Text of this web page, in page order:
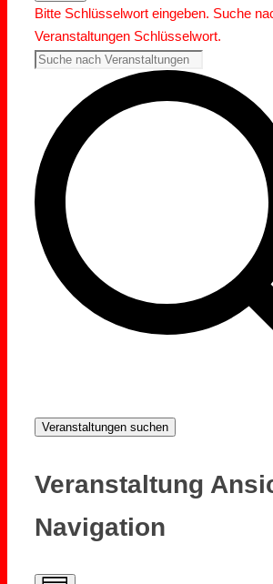
Bitte Schlüsselwort eingeben. Suche
Veranstaltungen Schlüsselwort.
Veranstaltungen suchen
Veranstaltung
Navigation